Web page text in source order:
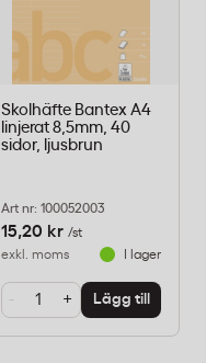
Skolhäfte Bantex A4
linjerat 8,5mm, 40
sidor, ljusbrun
Art nr: 100052003
15,20 kr /st
exkl. moms
I lager
- + Lägg till